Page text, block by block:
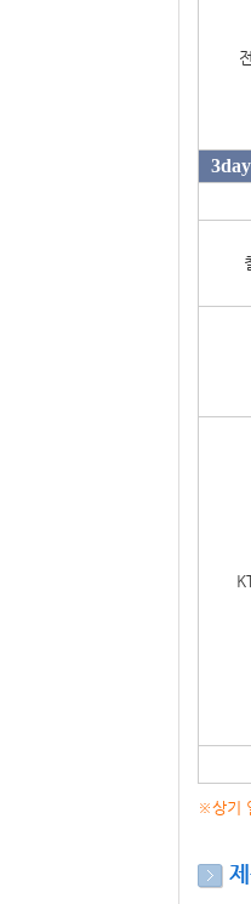
3day
※상기